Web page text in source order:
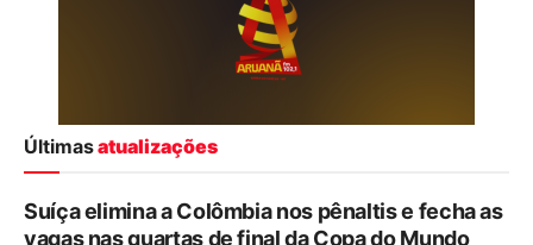
Últimasatualizações
Suíça elimina a Colômbia nos pênaltis e fecha as
vagas nas quartas de final da Copa do Mundo